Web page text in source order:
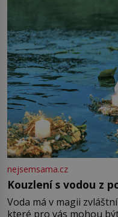
nejsemsama.cz
Kouzlení s vodou z
Voda má v magii
které pro vás mohou